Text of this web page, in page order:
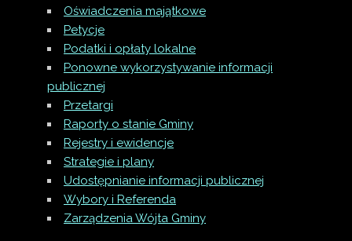
Oświadczenia majątkowe
Petycje
Podatki i opłaty lokalne
Ponowne wykorzystywanie informacji
publicznej
Przetargi
Raporty o stanie Gminy
Rejestry i ewidencje
Strategie i plany
Udostępnianie informacji publicznej
Wybory i Referenda
Zarządzenia Wójta Gminy